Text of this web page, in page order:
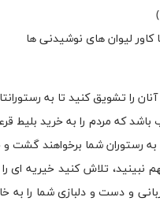
کاور لیوان های نوشیدنی ها
را تشویق کنید تا به
باشد که مردم را به خرید
رستوران شما برخواهند گشت و
تلاش کنید خیریه ای
و دست و دلبازی شما را به